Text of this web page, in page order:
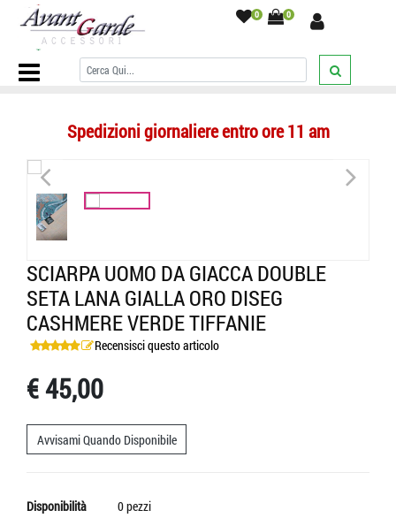
0 0
Home Page/SCIARPE/Sciarpe Double Se La Uomo/Sciarpa uomo
da giacca double seta lana gialla oro diseg cashmere verde tiffanie
Spedizioni giornaliere entro ore 11 am
< >
SCIARPA UOMO DA GIACCA DOUBLE
SETA LANA GIALLA ORO DISEG
CASHMERE VERDE TIFFANIE
Recensisci questo articolo
€ 45,00
Avvisami Quando Disponibile
Disponibilità
0 pezzi